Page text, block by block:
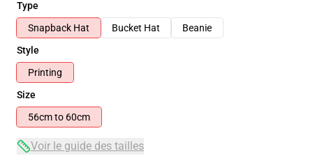
Type
Snapback Hat
Bucket Hat
Beanie
Style
Printing
Size
56cm to 60cm
Voir le guide des tailles